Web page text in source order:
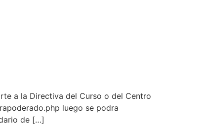
a la Directiva del Curso o del Centro
luego se podra
de […]